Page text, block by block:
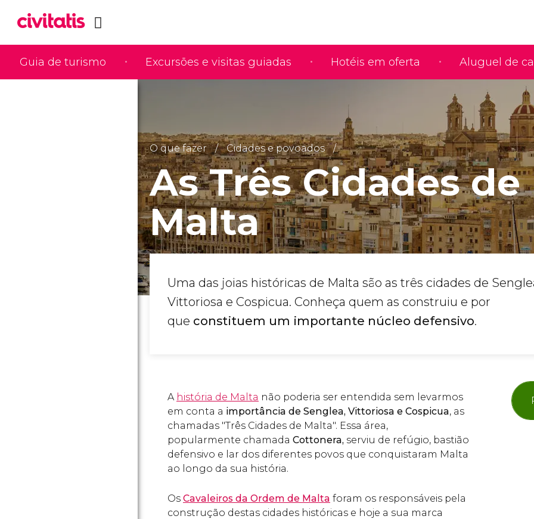
Guia de turismo Excursões e visitas guiadas Hotéis em oferta Aluguel de
O que fazer Cidades e povoados
As Três Cidades de
Malta
Uma das joias históricas de Malta são as três cidades de
Vittoriosa e Cospicua. Conheça quem as construiu e por
que constituem um importante núcleo defensivo.
A história de Malta não poderia ser entendida sem levarmos
em conta a importância de Senglea, Vittoriosa e Cospicua, as
chamadas "Três Cidades de Malta". Essa área,
popularmente chamada Cottonera, serviu de refúgio, bastião
defensivo e lar dos diferentes povos que conquistaram Malta
ao longo da sua história.
Os Cavaleiros da Ordem de Malta foram os responsáveis ​​pela
construção destas cidades históricas e hoje a sua marca